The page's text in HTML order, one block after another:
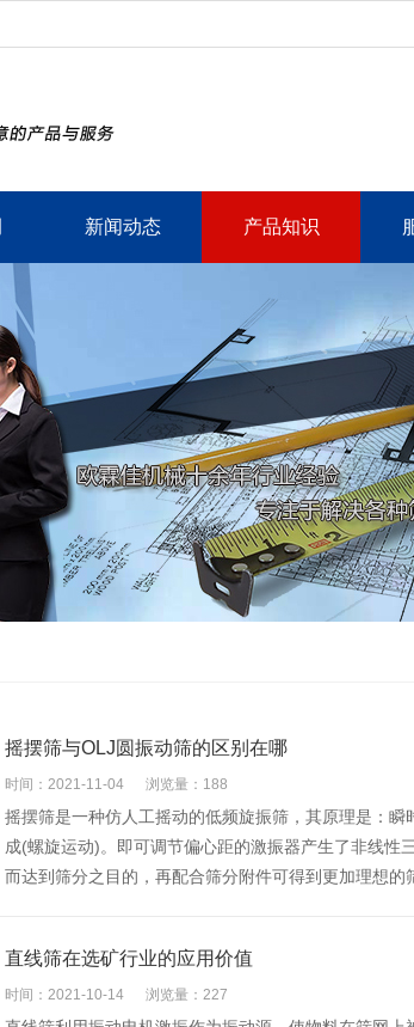
新闻动态 产品知识
摇摆筛与OLJ圆振动筛的区别在哪
时间：2021-11-04 浏览量：188
摇摆筛是一种仿人工摇动的低频旋振筛，其原理是：
成(螺旋运动)。即可调节偏心距的激振器产生了非线性
而达到筛分之目的，再配合筛分附件可得到更加理想
直线筛在选矿行业的应用价值
时间：2021-10-14 浏览量：227